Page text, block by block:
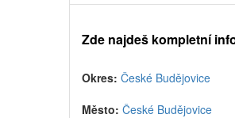
Zde najdeš kompletní
Okres: České Budějovice
Město: České Budějovice